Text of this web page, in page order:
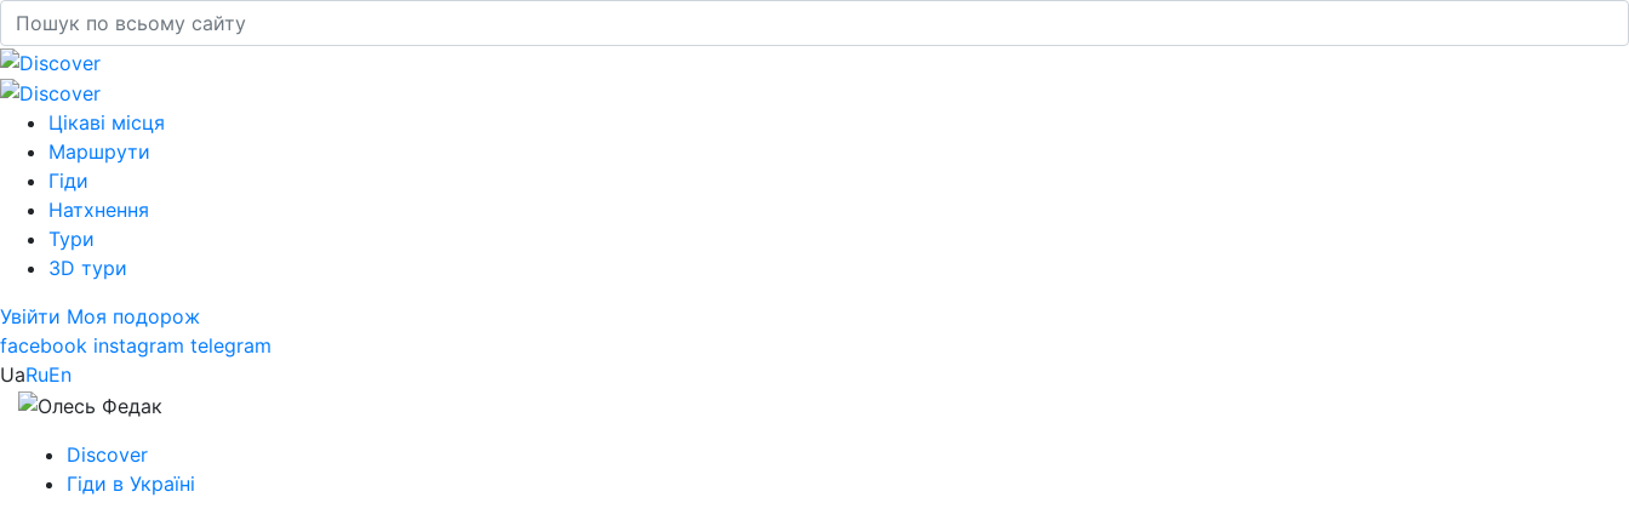
Цікаві місця
Маршрути
Гіди
Натхнення
Тури
3D тури
Увійти Моя подорож
facebook instagram telegram
UaRuEn
Discover
Гіди в Україні